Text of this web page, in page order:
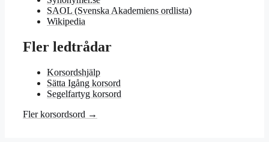
SAOL (Svenska Akademiens ordlista)
Wikipedia
Fler ledtrådar
Korsordshjälp
Sätta Igång korsord
Segelfartyg korsord
Fler korsordsord →